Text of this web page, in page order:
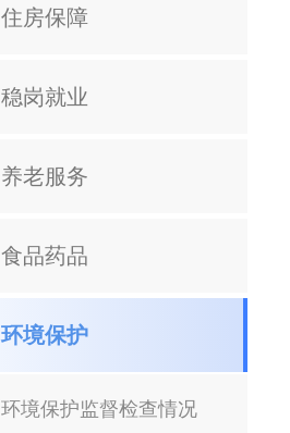
住房保障
稳岗就业
养老服务
食品药品
环境保护
环境保护监督检查情况